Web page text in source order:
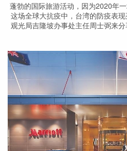
蓬勃的国际旅游活动，因为2020年
这场全球大抗疫中，台湾的防疫表
观光局吉隆坡办事处主任周士弼来分